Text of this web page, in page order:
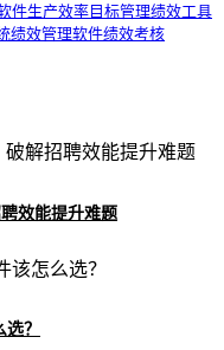
件生产效率 目标管理绩效工具
绩效管理软件绩效考核
效能提升难题
？